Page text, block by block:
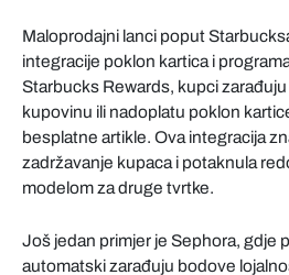
Maloprodajni lanci poput
integracije poklon kartica i
Starbucks Rewards, kupci
kupovinu ili nadoplatu poklon
besplatne artikle. Ova integracija
zadržavanje kupaca i potaknula
modelom za druge tvrtke.
Još jedan primjer je Sephora, gdje
automatski zarađuju bodove